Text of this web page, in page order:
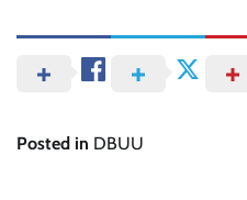
Posted in DBUU